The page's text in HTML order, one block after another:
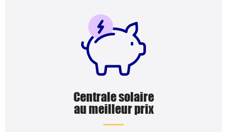
Centrale solaire
au meilleur prix